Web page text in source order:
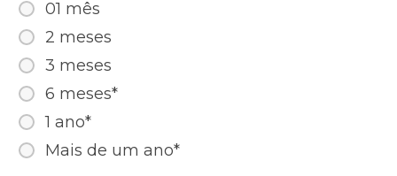
01 mês
2 meses
3 meses
6 meses*
1 ano*
Mais de um ano*